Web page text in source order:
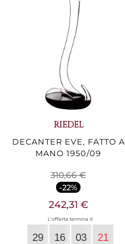
RIEDEL
DECANTER EVE, FATTO A
MANO 1950/09
310,66 €
-22%
242,31 €
L'offerta termina il:
29 16 03 20